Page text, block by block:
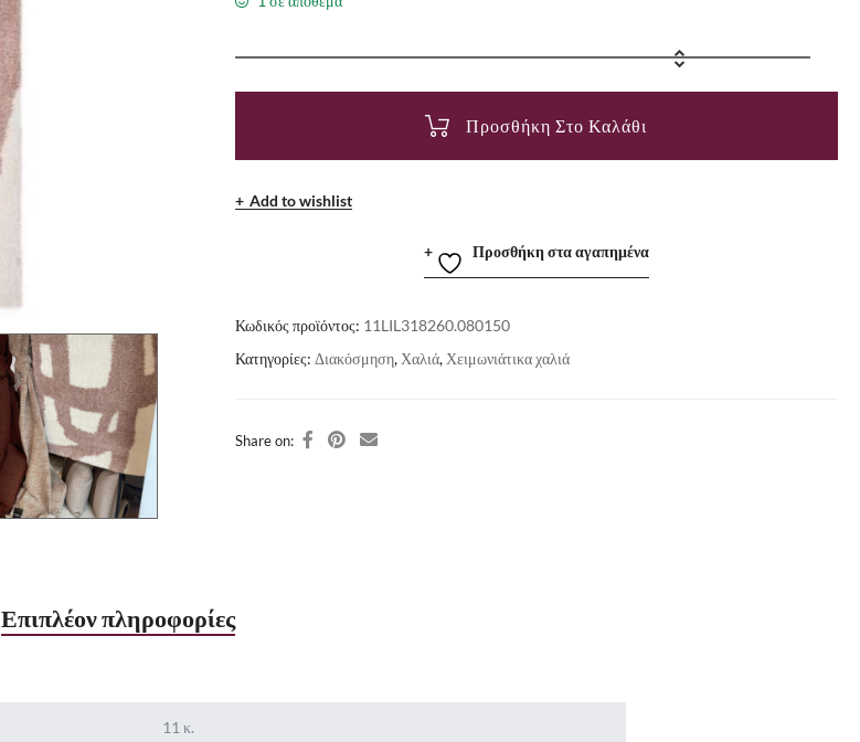
Προσθήκη Στο Καλάθι
Add to wishlist
Προσθήκη στα αγαπημένα
Κωδικός προϊόντος: 11LIL318260.080150
Κατηγορίες: Διακόσμηση, Χαλιά, Χειμωνιάτικα χαλιά
Share on:
Επιπλέον πληροφορίες
11 κ.